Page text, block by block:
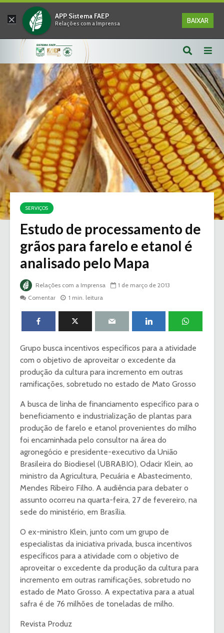
× APP Sistema FAEP
Relações com a Imprensa BAIXAR
SERVIÇOS
Estudo de processamento de
grãos para farelo e etanol é
analisado pelo Mapa
Relações com a Imprensa
1 de março de 2013
Comentar
1 min. leitura
Grupo busca incentivos específicos para a atividade
com o objetivo de aproveitar o excedente da
produção da cultura para incremento em outras
ramificações, sobretudo no estado de Mato Grosso
A busca de linha de financiamento específico para o
beneficiamento e industrialização de plantas para
produção de farelo e etanol provenientes do milho
foi encaminhada pelo consultor na área do
agronegócio e presidente-executivo da União
Brasileira do Biodiesel (UBRABIO), Odacir Klein, ao
ministro da Agricultura, Pecuária e Abastecimento,
Mendes Ribeiro Filho. A audiência para debater o
assunto ocorreu na quarta-feira, 27 de fevereiro, na
sede do ministério, em Brasília.
O ex-ministro Klein, junto com um grupo de
especialistas da iniciativa privada, busca incentivos
específicos para a atividade com o objetivo de
aproveitar o excedente da produção da cultura para
incremento em outras ramificações, sobretudo no
estado de Mato Grosso. A expectativa para a atual
safra é de 76 milhões de toneladas de milho.
Revista Produz